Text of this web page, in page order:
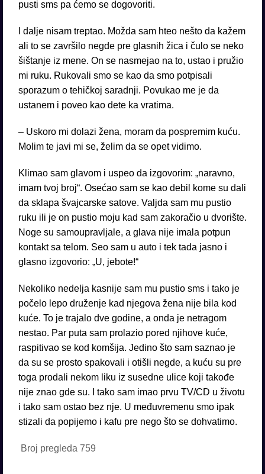
pusti sms pa ćemo se dogovoriti.
I dalje nisam treptao. Možda sam hteo nešto da kažem
ali to se završilo negde pre glasnih žica i čulo se neko
šištanje iz mene. On se nasmejao na to, ustao i pružio
mi ruku. Rukovali smo se kao da smo potpisali
sporazum o tehičkoj saradnji. Povukao me je da
ustanem i poveo kao dete ka vratima.
– Uskoro mi dolazi žena, moram da pospremim kuću.
Molim te javi mi se, želim da se opet vidimo.
Klimao sam glavom i uspeo da izgovorim: „naravno,
imam tvoj broj“. Osećao sam se kao debil kome su dali
da sklapa švajcarske satove. Valjda sam mu pustio
ruku ili je on pustio moju kad sam zakoračio u dvorište.
Noge su samoupravljale, a glava nije imala potpun
kontakt sa telom. Seo sam u auto i tek tada jasno i
glasno izgovorio: „U, jebote!“
Nekoliko nedelja kasnije sam mu pustio sms i tako je
počelo lepo druženje kad njegova žena nije bila kod
kuće. To je trajalo dve godine, a onda je netragom
nestao. Par puta sam prolazio pored njihove kuće,
raspitivao se kod komšija. Jedino što sam saznao je
da su se prosto spakovali i otišli negde, a kuću su pre
toga prodali nekom liku iz susedne ulice koji takođe
nije znao gde su. I tako sam imao prvu TV/CD u životu
i tako sam ostao bez nje. U međuvremenu smo ipak
stizali da popijemo i kafu pre nego što se dohvatimo.
Broj pregleda 759